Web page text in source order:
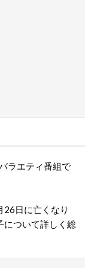
ラエティ番組で
日に亡くなり
について詳しく総